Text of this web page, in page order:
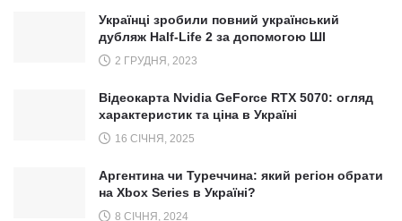
Українці зробили повний український
дубляж Half-Life 2 за допомогою ШІ
2 ГРУДНЯ, 2023
Відеокарта Nvidia GeForce RTX 5070: огляд
характеристик та ціна в Україні
16 СІЧНЯ, 2025
Аргентина чи Туреччина: який регіон обрати
на Xbox Series в Україні?
8 СІЧНЯ, 2024